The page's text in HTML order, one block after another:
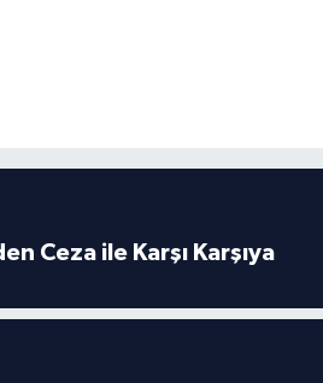
Ceza ile Karşı Karşıya